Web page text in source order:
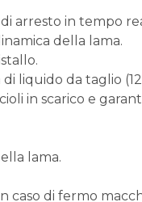
arresto in tempo
della lama.
liquido da taglio
in scarico e
lama.
caso di fermo